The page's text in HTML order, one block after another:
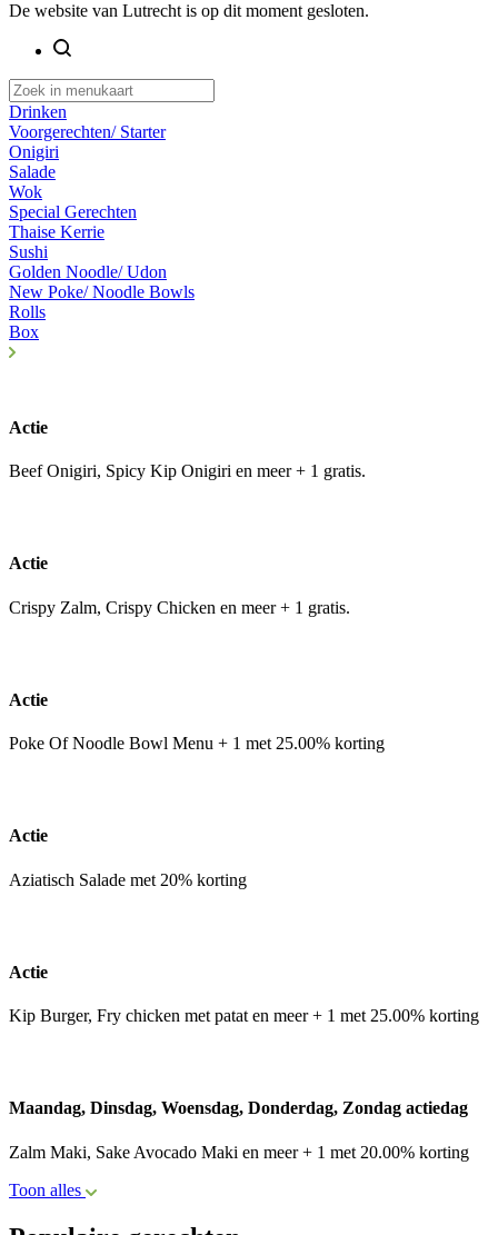
De website van Lutrecht is op dit moment gesloten.
Drinken
Voorgerechten/ Starter
Onigiri
Salade
Wok
Special Gerechten
Thaise Kerrie
Sushi
Golden Noodle/ Udon
New Poke/ Noodle Bowls
Rolls
Box
Actie
Beef Onigiri, Spicy Kip Onigiri en meer + 1 gratis.
Actie
Crispy Zalm, Crispy Chicken en meer + 1 gratis.
Actie
Poke Of Noodle Bowl Menu + 1 met 25.00% korting
Actie
Aziatisch Salade met 20% korting
Actie
Kip Burger, Fry chicken met patat en meer + 1 met 25.00% korting
Maandag, Dinsdag, Woensdag, Donderdag, Zondag actiedag
Zalm Maki, Sake Avocado Maki en meer + 1 met 20.00% korting
Toon alles